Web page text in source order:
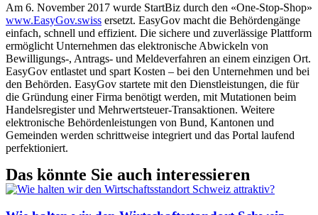
Am 6. November 2017 wurde StartBiz durch den «One-Stop-Shop»
www.EasyGov.swiss ersetzt. EasyGov macht die Behördengänge
einfach, schnell und effizient. Die sichere und zuverlässige Plattform
ermöglicht Unternehmen das elektronische Abwickeln von
Bewilligungs-, Antrags- und Meldeverfahren an einem einzigen Ort.
EasyGov entlastet und spart Kosten – bei den Unternehmen und bei
den Behörden. EasyGov startete mit den Dienstleistungen, die für
die Gründung einer Firma benötigt werden, mit Mutationen beim
Handelsregister und Mehrwertsteuer-Transaktionen. Weitere
elektronische Behördenleistungen von Bund, Kantonen und
Gemeinden werden schrittweise integriert und das Portal laufend
perfektioniert.
Das könnte Sie auch interessieren